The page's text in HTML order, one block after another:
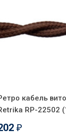
кабель
RP-22502
₽